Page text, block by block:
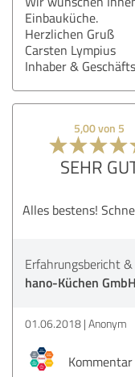
Einbauküche.
Herzlichen Gruß
Carsten Lympius
Inhaber &
5,00 von 5
SEHR
Alles bestens!
Erfahrungsbericht
hano-Küchen
01.06.2018 Anonym